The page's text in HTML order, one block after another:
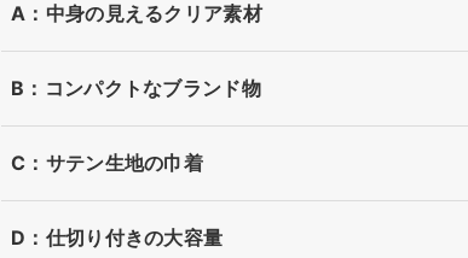
A：中身の見えるクリア素材
B：コンパクトなブランド物
C：サテン生地の巾着
D：仕切り付きの大容量